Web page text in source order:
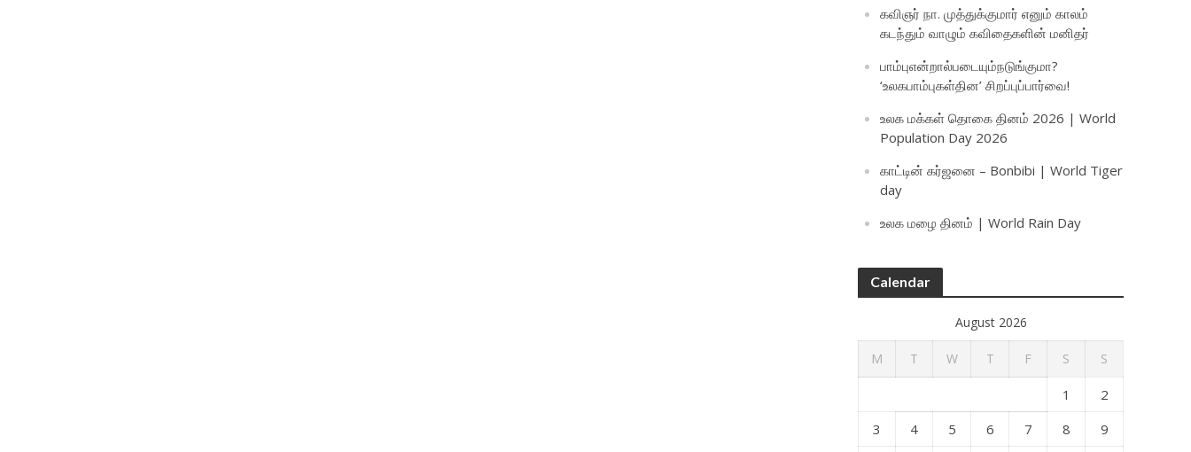
கவிஞர் நா. முத்துக்குமார் எனும் காலம்
கடந்தும் வாழும் கவிதைகளின் மனிதர்
பாம்புஎன்றால்படையும்நடுங்குமா?
‘உலகபாம்புகள்தின’ சிறப்புப்பார்வை!
உலக மக்கள் தொகை தினம் 2026 | World
Population Day 2026
காட்டின் கர்ஜனை – Bonbibi | World Tiger
day
உலக மழை தினம் | World Rain Day
Calendar
August 2026
M T W T F S S
1
2
3
4 5 6 7 8
9